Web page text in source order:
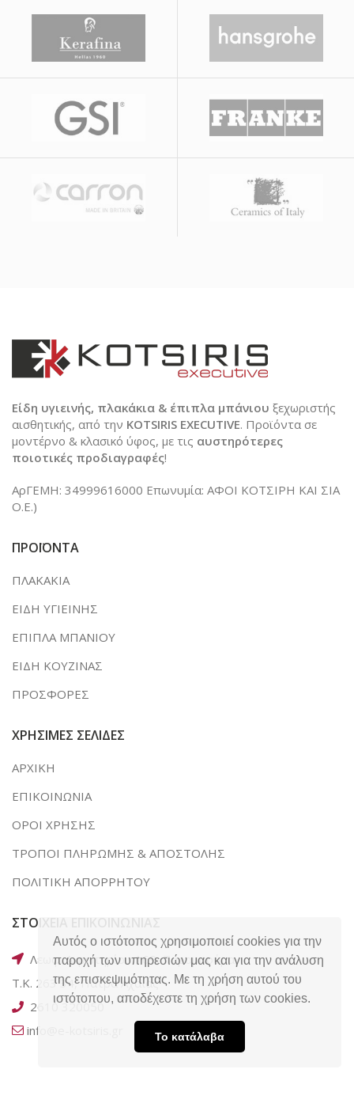
Αυτός ο ιστότοπος χρησιμοποιεί cookies για την
παροχή των υπηρεσιών μας και για την ανάλυση
της επισκεψιμότητας. Με τη χρήση αυτού του
ιστότοπου, αποδέχεστε τη χρήση των cookies.
Το κατάλαβα
Είδη υγιεινής, πλακάκια & έπιπλα μπάνιου ξεχωριστής
αισθητικής, από την KOTSIRIS EXECUTIVE. Προϊόντα σε
μοντέρνο & κλασικό ύφος, με τις αυστηρότερες
ποιοτικές προδιαγραφές!
ΑρΓΕΜΗ: 34999616000 Επωνυμία: ΑΦΟΙ ΚΟΤΣΙΡΗ ΚΑΙ ΣΙΑ
Ο.Ε.)
ΠΡΟΪΟΝΤΑ
ΠΛΑΚΑΚΙΑ
ΕΙΔΗ ΥΓΙΕΙΝΗΣ
ΕΠΙΠΛΑ ΜΠΑΝΙΟΥ
ΕΙΔΗ ΚΟΥΖΙΝΑΣ
ΠΡΟΣΦΟΡΕΣ
ΧΡΗΣΙΜΕΣ ΣΕΛΙΔΕΣ
ΑΡΧΙΚΗ
ΕΠΙΚΟΙΝΩΝΙΑ
ΟΡΟΙ ΧΡΗΣΗΣ
ΤΡΟΠΟΙ ΠΛΗΡΩΜΗΣ & ΑΠΟΣΤΟΛΗΣ
ΠΟΛΙΤΙΚΗ ΑΠΟΡΡΗΤΟΥ
ΣΤΟΙΧΕΙΑ ΕΠΙΚΟΙΝΩΝΙΑΣ
Λεωφ. Ακρωτηρίου 169, Ταραμπούρα,
Τ.Κ. 263 34, Πάτρα Αχαΐας
2610 320050
info@e-kotsiris.gr